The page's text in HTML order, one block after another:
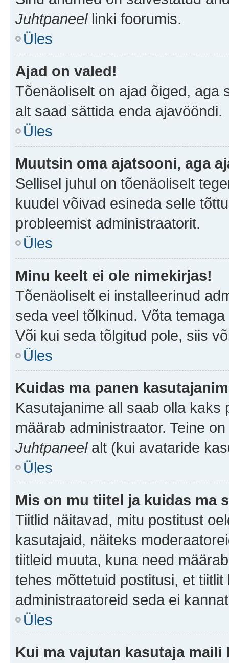
Juhtpaneellinki foorumis.
Üles
Ajad on valed!
Tõenäoliselt on ajad õiged, aga
alt saad sättida enda ajavööndi.
Üles
Muutsin oma ajatsooni, aga
Sellisel juhul on tõenäoliselt
kuudel võivad esineda selle
probleemist administraatorit.
Üles
Minu keelt ei ole nimekirjas!
Tõenäoliselt ei installeerinud
seda veel tõlkinud. Võta
Või kui seda tõlgitud pole, siis
Üles
Kuidas ma panen
Kasutajanime all saab olla kaks
määrab administraator. Teine
Juhtpaneelalt (kui avataride
Üles
Mis on mu tiitel ja kuidas ma
Tiitlid näitavad, mitu postitust
kasutajaid, näiteks
tiitleid muuta, kuna need
tehes mõttetuid postitusi, et
administraatoreid seda ei
Üles
Kui ma vajutan kasutaja